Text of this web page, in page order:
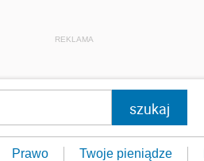
REKLAMA
Prawo Twoje pieniądze